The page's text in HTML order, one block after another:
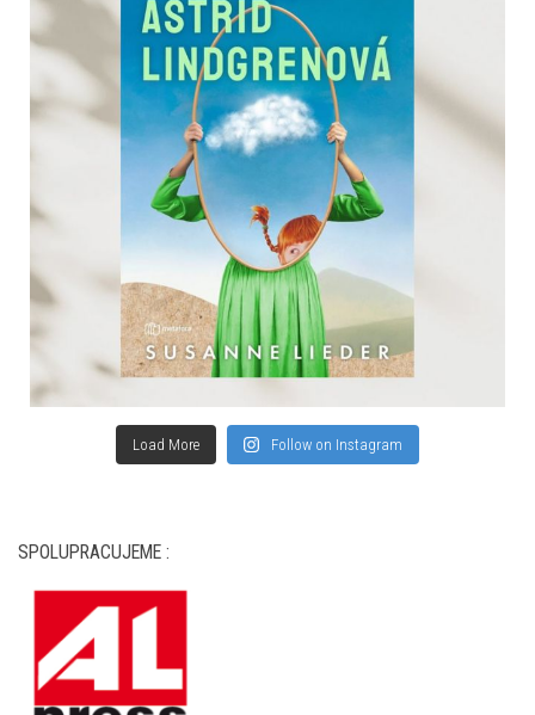
Load More Follow on Instagram
SPOLUPRACUJEME :